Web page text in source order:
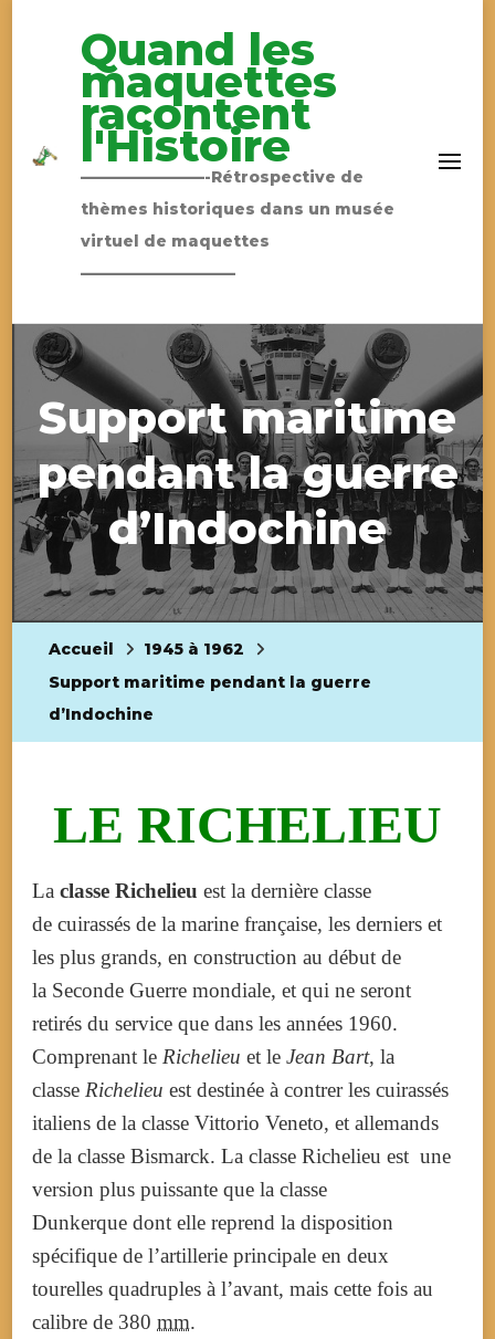
Quand les
maquettes
racontent
l'Histoire
————————-Rétrospective de
thèmes historiques dans un musée
virtuel de maquettes
——————————
Support maritime
pendant la guerre
d’Indochine
Accueil
1945 à 1962
Support maritime pendant la guerre
d’Indochine
LE RICHELIEU
La classe Richelieu est la dernière classe
de cuirassés de la marine française, les derniers et
les plus grands, en construction au début de
la Seconde Guerre mondiale, et qui ne seront
retirés du service que dans les années 1960.
Comprenant le Richelieu et le Jean Bart, la
classe Richelieu est destinée à contrer les cuirassés
italiens de la classe Vittorio Veneto, et allemands
de la classe Bismarck. La classe Richelieu est une
version plus puissante que la classe
Dunkerque dont elle reprend la disposition
spécifique de l’artillerie principale en deux
tourelles quadruples à l’avant, mais cette fois au
calibre de 380 mm.